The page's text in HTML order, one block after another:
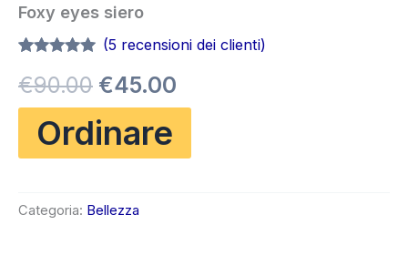
Foxy eyes siero
su 5 su
base di
recensioni
(5recensioni dei clienti)
€90.00 Il
prezzo
originale
€45.00
attuale
Ordinare
Categoria: Bellezza